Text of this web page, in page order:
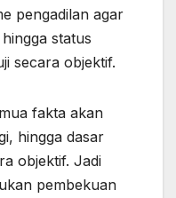
pengadilan agar
status
secara objektif.
fakta akan
hingga dasar
objektif. Jadi
pembekuan